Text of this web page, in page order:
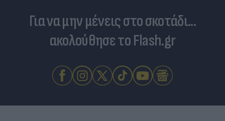
Για να μην μένεις στο σκοτάδι...
ακολούθησε το Flash.gr